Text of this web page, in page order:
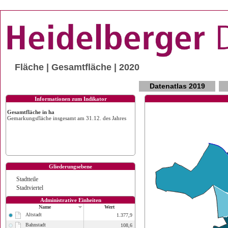
Informationen zum Indikator
Gesamtfläche in ha
Gemarkungsfläche insgesamt am 31.12. des Jahres
Gliederungsebene
Stadtteile
Stadtviertel
Administrative Einheiten
Name
Wert
Altstadt
1.377,9
Bahnstadt
108,6
Datenatlas 2019
Fläche | Gesamtfläche | 2020